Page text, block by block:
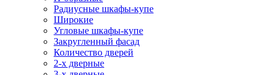
Радиусные шкафы-купе
Широкие
Угловые шкафы-купе
Закругленный фасад
Количество дверей
2-х дверные